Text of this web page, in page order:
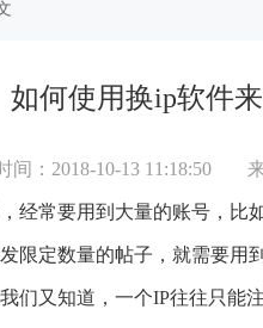
如何使用换ip软件
间：2018-10-13 11:18:50
经常要用到大量的账号，比
限定数量的帖子，就需要用
们又知道，一个IP往往只能